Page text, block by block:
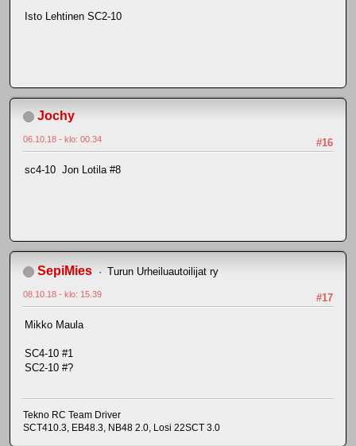
Isto Lehtinen SC2-10
Jochy
#16
06.10.18 - klo: 00.34
sc4-10 Jon Lotila #8
SepiMies Turun Urheiluautoilijat ry
#17
08.10.18 - klo: 15.39
Mikko Maula
SC4-10 #1
SC2-10 #?
Tekno RC Team Driver
SCT410.3, EB48.3, NB48 2.0, Losi 22SCT 3.0